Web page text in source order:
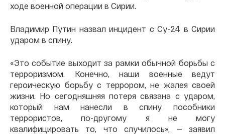
ходе военной операции в Сирии.
Владимир Путин назвал инцидент с Су-24 в Сирии
ударом в спину.
«Это событие выходит за рамки обычной борьбы с
терроризмом. Конечно, наши военные ведут
героическую борьбу с террором, не жалея своей
жизни. Но сегодняшняя потеря связана с ударом,
который нам нанесли в спину пособники
террористов, по-другому я не могу
квалифицировать то, что случилось», — заявил